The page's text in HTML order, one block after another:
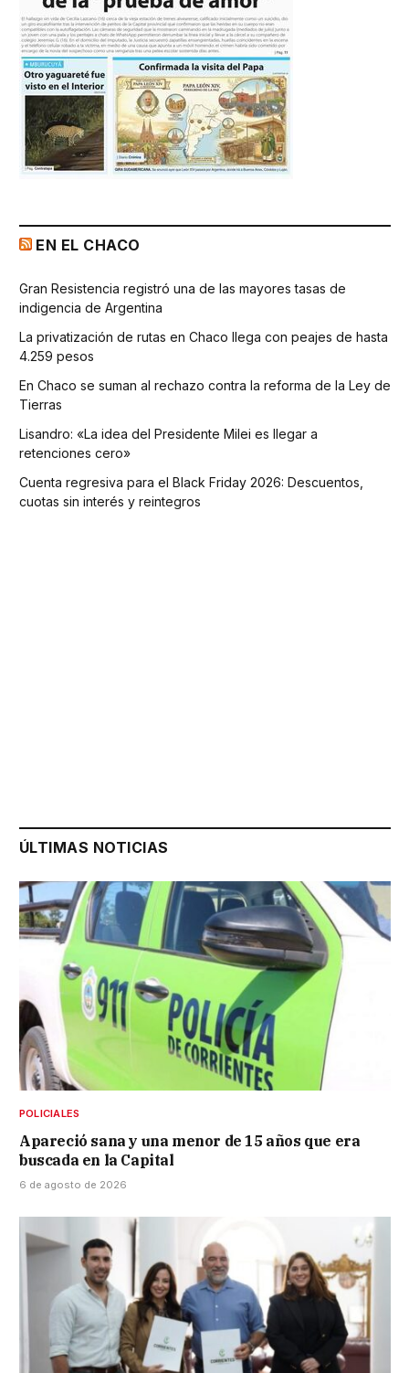
EN EL CHACO
Gran Resistencia registró una de las mayores tasas de
indigencia de Argentina
La privatización de rutas en Chaco llega con peajes de hasta
4.259 pesos
En Chaco se suman al rechazo contra la reforma de la Ley de
Tierras
Lisandro: «La idea del Presidente Milei es llegar a
retenciones cero»
Cuenta regresiva para el Black Friday 2026: Descuentos,
cuotas sin interés y reintegros
ÚLTIMAS NOTICIAS
POLICIALES
Apareció sana y una menor de 15 años que era
buscada en la Capital
6 de agosto de 2026